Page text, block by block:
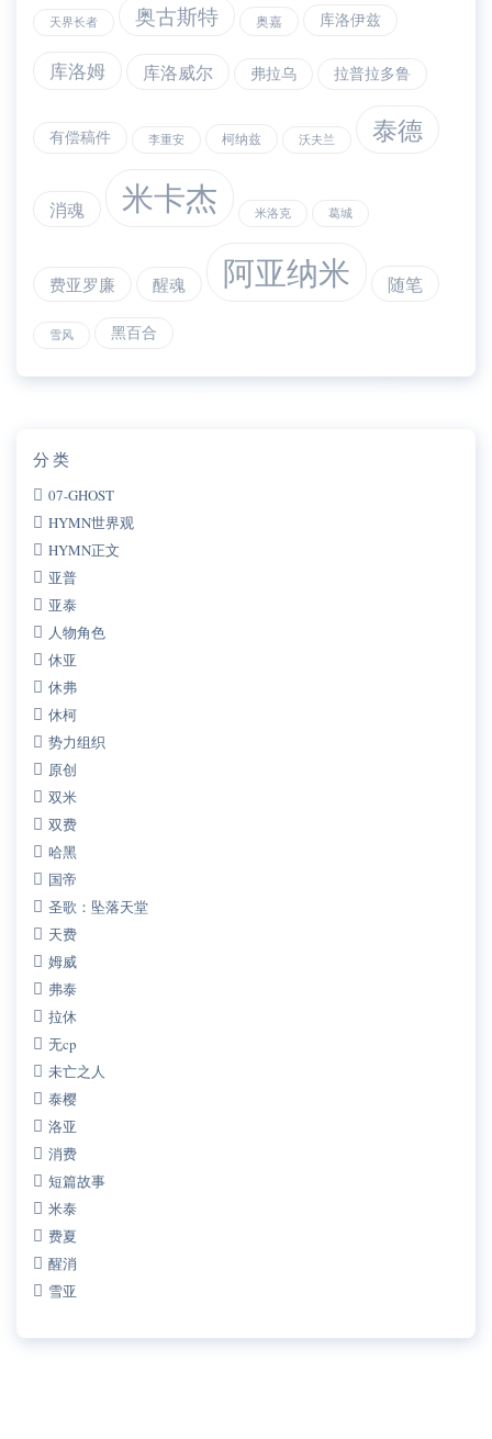
天界长者 奥古斯特 奥嘉 库洛伊兹
库洛姆 库洛威尔 弗拉乌 拉普拉多鲁
有偿稿件 李重安 柯纳兹 沃夫兰 泰德
消魂 米卡杰 米洛克 葛城
费亚罗廉 醒魂 阿亚纳米 随笔
雪风 黑百合
分类
07-GHOST
HYMN世界观
HYMN正文
亚普
亚泰
人物角色
休亚
休弗
休柯
势力组织
原创
双米
双费
哈黑
国帝
圣歌：坠落天堂
天费
姆威
弗泰
拉休
无cp
未亡之人
泰樱
洛亚
消费
短篇故事
米泰
费夏
醒消
雪亚